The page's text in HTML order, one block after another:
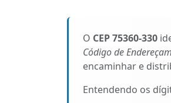
O CEP 75360-330
Código de
encaminhar e
Entendendo os